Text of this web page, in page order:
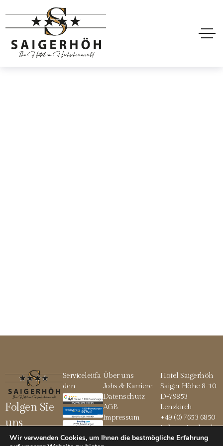
Folgen Sie
uns
Serviceleitfa
den
Über uns
Jobs & Karriere
Datenschutz
AGB
Impressum
Hotel Saigerhöh
Saiger Höhe 8-10
D-79853
Lenzkirch
+49 (0) 7653 6850
info@saigerhoeh.
de
Wir verwenden Cookies, um Ihnen die bestmögliche Erfahrung